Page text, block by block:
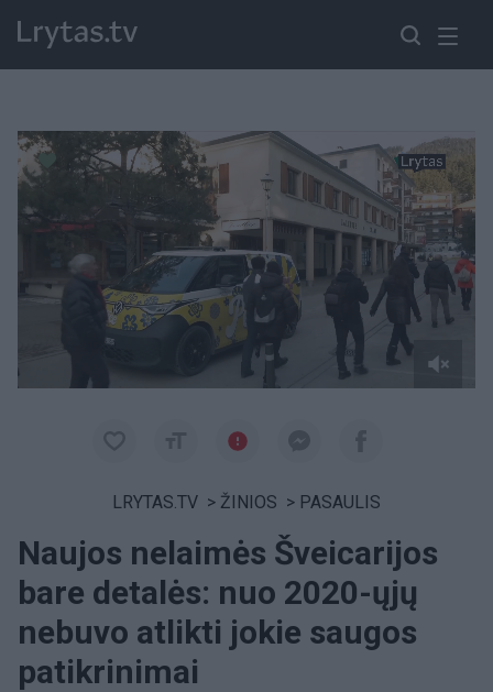
Paremkite Ukrainą
LRYTAS.TV > ŽINIOS > PASAULIS
Naujos nelaimės Šveicarijos
bare detalės: nuo 2020-ųjų
nebuvo atlikti jokie saugos
patikrinimai